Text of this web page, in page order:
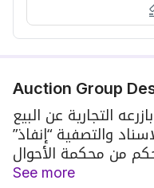
Auction Group
التجارية عن البيع
والتصفية “إنفاذ”
من محكمة الأحوال
، تمت الموافـقــة
See more